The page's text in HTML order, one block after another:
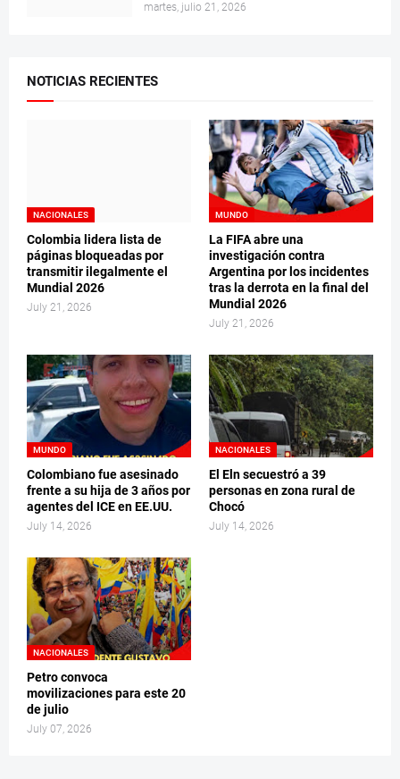
martes, julio 21, 2026
NOTICIAS RECIENTES
NACIONALES
Colombia lidera lista de
páginas bloqueadas por
transmitir ilegalmente el
Mundial 2026
July 21, 2026
MUNDO
La FIFA abre una
investigación contra
Argentina por los incidentes
tras la derrota en la final del
Mundial 2026
July 21, 2026
MUNDO
Colombiano fue asesinado
frente a su hija de 3 años por
agentes del ICE en EE.UU.
July 14, 2026
NACIONALES
El Eln secuestró a 39
personas en zona rural de
Chocó
July 14, 2026
NACIONALES
Petro convoca
movilizaciones para este 20
de julio
July 07, 2026